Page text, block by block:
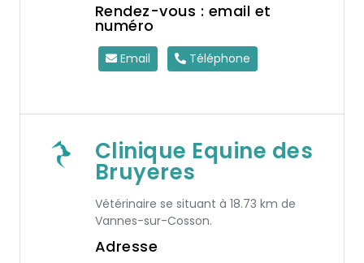
Rendez-vous : email et
numéro
Email Téléphone
Clinique Equine des
Bruyeres
Vétérinaire se situant à 18.73 km de
Vannes-sur-Cosson.
Adresse